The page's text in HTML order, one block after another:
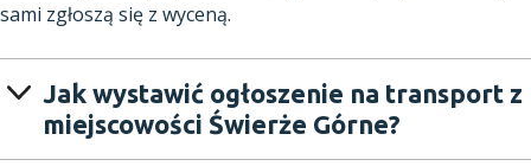
sami zgłoszą się z wyceną.
Jak wystawić ogłoszenie na transport z
miejscowości Świerże Górne?